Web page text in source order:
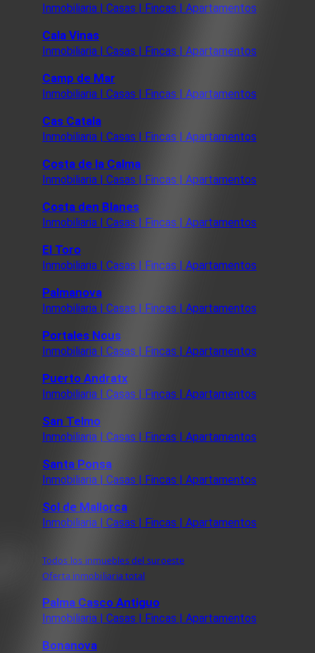
Inmobiliaria | Casas | Fincas | Apartamentos
Cala Vinas
Inmobiliaria | Casas | Fincas | Apartamentos
Camp de Mar
Inmobiliaria | Casas | Fincas | Apartamentos
Cas Catala
Inmobiliaria | Casas | Fincas | Apartamentos
Costa de la Calma
Inmobiliaria | Casas | Fincas | Apartamentos
Costa den Blanes
Inmobiliaria | Casas | Fincas | Apartamentos
El Toro
Inmobiliaria | Casas | Fincas | Apartamentos
Palmanova
Inmobiliaria | Casas | Fincas | Apartamentos
Portales Nous
Inmobiliaria | Casas | Fincas | Apartamentos
Puerto Andratx
Inmobiliaria | Casas | Fincas | Apartamentos
San Telmo
Inmobiliaria | Casas | Fincas | Apartamentos
Santa Ponsa
Inmobiliaria | Casas | Fincas | Apartamentos
Sol de Mallorca
Inmobiliaria | Casas | Fincas | Apartamentos
Todos los inmuebles del suroeste
Oferta inmobiliaria total
Palma Casco Antiguo
Inmobiliaria | Casas | Fincas | Apartamentos
Bonanova